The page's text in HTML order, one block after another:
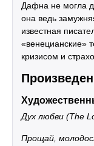
Дафна не могла
она ведь
известная
«венецианские»
кризисом и
Дух любви (The
Прощай,